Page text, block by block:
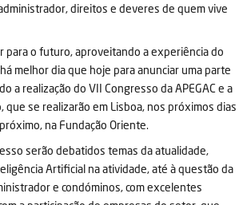
direitos e deveres de quem vive
para o futuro, aproveitando a experiência do
melhor dia que hoje para anunciar uma parte
a realização do VII Congresso da APEGAC e a
que se realizarão em Lisboa, nos próximos dias
na Fundação Oriente.
serão debatidos temas da atualidade,
Artificial na atividade, até à questão da
e condóminos, com excelentes